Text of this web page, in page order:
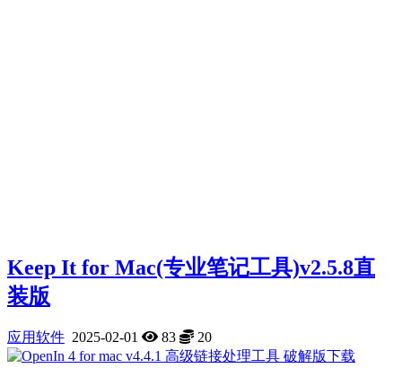
Keep It for Mac(专业笔记工具)v2.5.8直
装版
应用软件 2025-02-01 83 20